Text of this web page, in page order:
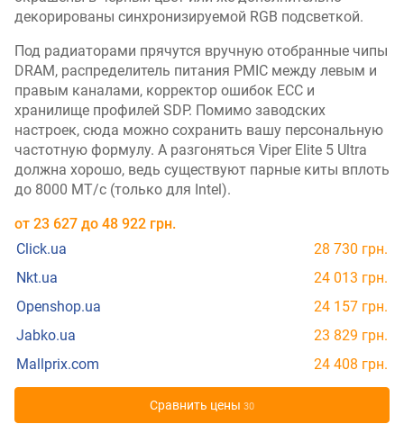
декорированы синхронизируемой RGB подсветкой.
Под радиаторами прячутся вручную отобранные чипы
DRAM, распределитель питания PMIC между левым и
правым каналами, корректор ошибок ECC и
хранилище профилей SDP. Помимо заводских
настроек, сюда можно сохранить вашу персональную
частотную формулу. А разгоняться Viper Elite 5 Ultra
должна хорошо, ведь существуют парные киты вплоть
до 8000 МТ/с (только для Intel).
от 23 627 до 48 922 грн.
Click.ua
28 730 грн.
Nkt.ua
24 013 грн.
Openshop.ua
24 157 грн.
Jabko.ua
23 829 грн.
Mallprix.com
24 408 грн.
Cравнить цены 30